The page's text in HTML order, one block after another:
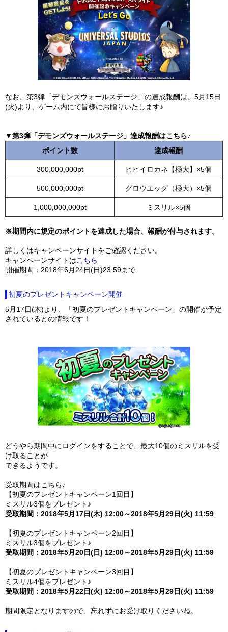
なお、第3弾「デモンズウォールステージ」の達成報酬は、5月15日
(火)より、ゲーム内にて皆様にお贈りいたします♪
▼第3弾「デモンズウォールステージ」達成報酬はこちら♪
ポイント数
達成報酬
300,000,000pt ヒヒイロカネ【極大】×5個
500,000,000pt グロウエッグ（極大）×5個
1,000,000,000pt ミスリル×5個
※期間内に規定のポイントを達成した場合、報酬が付与されます。
詳しくはキャンペーンサイトをご確認ください。
キャンペーンサイトはこちら
開催期間：2018年6月24日(日)23:59まで
初夏のプレゼントキャンペーン開催
5月17日(木)より、「初夏のプレゼントキャンペーン」の開催が予定
されているとの情報です！
どうやら期間中にログインをすることで、最大10個のミスリルを受
け取ることが
できるようです。
受取期間はこちら♪
【初夏のプレゼントキャンペーン1回目】
ミスリル3個をプレゼント♪
受取期間：2018年5月17日(木) 12:00～2018年5月29日(火) 11:59
【初夏のプレゼントキャンペーン2回目】
ミスリル3個をプレゼント♪
受取期間：2018年5月20日(日) 12:00～2018年5月29日(火) 11:59
【初夏のプレゼントキャンペーン3回目】
ミスリル4個をプレゼント♪
受取期間：2018年5月22日(火) 12:00～2018年5月29日(火) 11:59
期間限定となりますので、忘れずにお受け取りくださいね。